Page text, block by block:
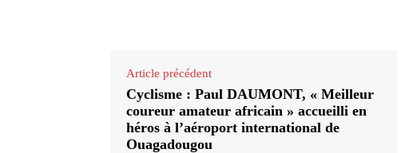
Article précédent
Cyclisme : Paul DAUMONT, « Meilleur
coureur amateur africain » accueilli en
héros à l’aéroport international de
Ouagadougou